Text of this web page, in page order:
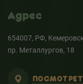
Адрес
654007, РФ,
пр. Металлургов, 18